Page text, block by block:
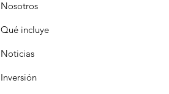
Nosotros
Qué incluye
Noticias
Inversión